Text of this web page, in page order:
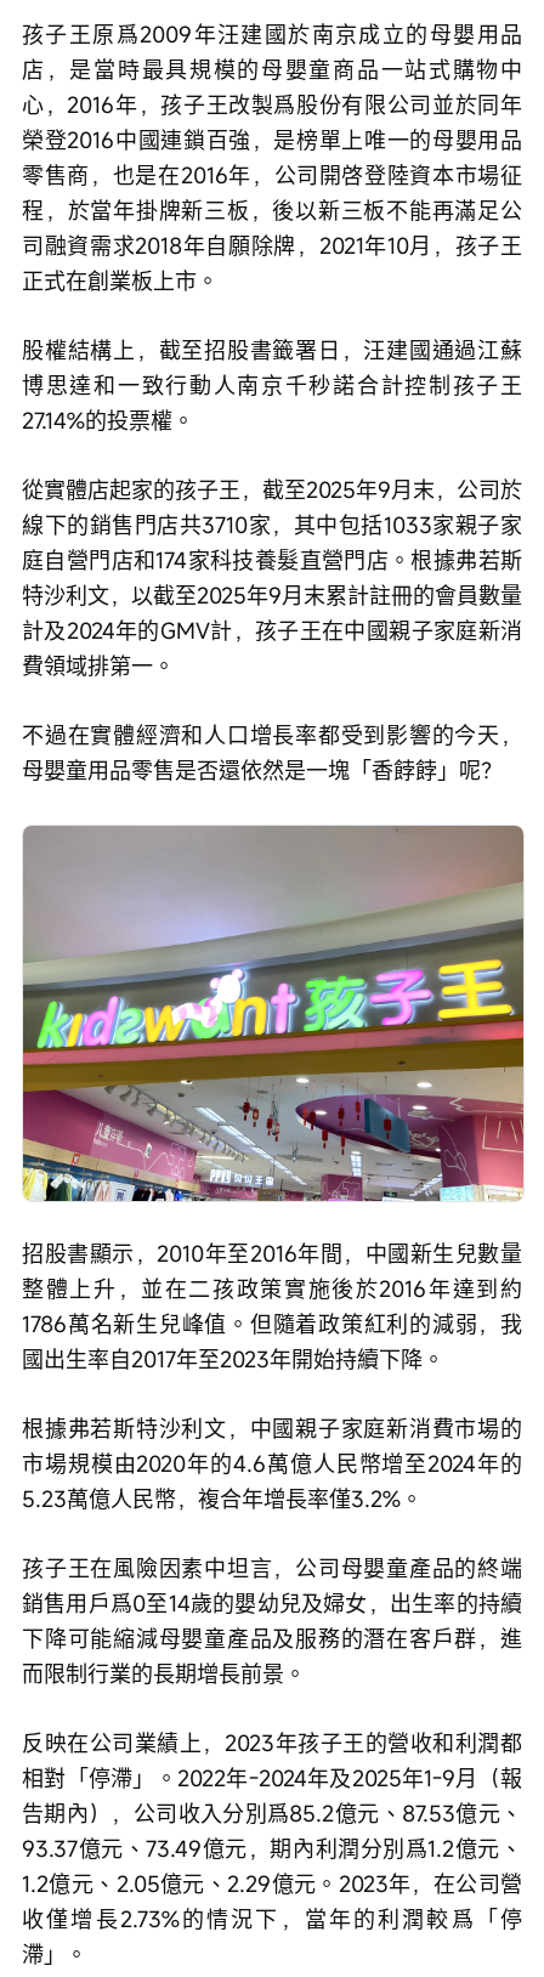
孩子王原爲2009年汪建國於南京成立的母嬰用品
店，是當時最具規模的母嬰童商品一站式購物中
心，2016年，孩子王改製爲股份有限公司並於同年
榮登2016中國連鎖百強，是榜單上唯一的母嬰用品
零售商，也是在2016年，公司開啓登陸資本市場征
程，於當年掛牌新三板，後以新三板不能再滿足公
司融資需求2018年自願除牌，2021年10月，孩子王
正式在創業板上市。
股權結構上，截至招股書籤署日，汪建國通過江蘇
博思達和一致行動人南京千秒諾合計控制孩子王
27.14%的投票權。
從實體店起家的孩子王，截至2025年9月末，公司於
線下的銷售門店共3710家，其中包括1033家親子家
庭自營門店和174家科技養髮直營門店。根據弗若斯
特沙利文，以截至2025年9月末累計註冊的會員數量
計及2024年的GMV計，孩子王在中國親子家庭新消
費領域排第一。
不過在實體經濟和人口增長率都受到影響的今天，
母嬰童用品零售是否還依然是一塊「香餑餑」呢？
招股書顯示，2010年至2016年間，中國新生兒數量
整體上升，並在二孩政策實施後於2016年達到約
1786萬名新生兒峰值。但隨着政策紅利的減弱，我
國出生率自2017年至2023年開始持續下降。
根據弗若斯特沙利文，中國親子家庭新消費市場的
市場規模由2020年的4.6萬億人民幣增至2024年的
5.23萬億人民幣，複合年增長率僅3.2%。
孩子王在風險因素中坦言，公司母嬰童產品的終端
銷售用戶爲0至14歲的嬰幼兒及婦女，出生率的持續
下降可能縮減母嬰童產品及服務的潛在客戶群，進
而限制行業的長期增長前景。
反映在公司業績上，2023年孩子王的營收和利潤都
相對「停滯」。2022年-2024年及2025年1-9月（報
告期內），公司收入分別爲85.2億元、87.53億元、
93.37億元、73.49億元，期內利潤分別爲1.2億元、
1.2億元、2.05億元、2.29億元。2023年，在公司營
收僅增長2.73%的情況下，當年的利潤較爲「停
滯」。